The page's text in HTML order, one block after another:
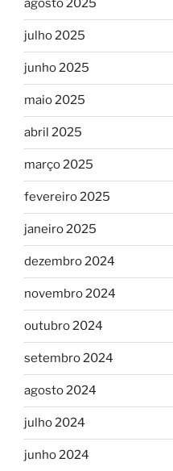
agosto 2025
julho 2025
junho 2025
maio 2025
abril 2025
março 2025
fevereiro 2025
janeiro 2025
dezembro 2024
novembro 2024
outubro 2024
setembro 2024
agosto 2024
julho 2024
junho 2024